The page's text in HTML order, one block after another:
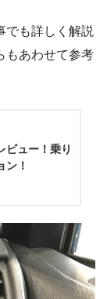
でも詳しく解説
もあわせて参考
ビュー！乗り
ン！